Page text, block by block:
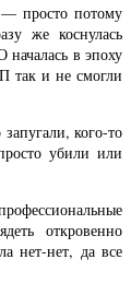
— просто потому
же коснулась
в эпоху
так и не смогли
кого-то
убили или
откровенно
нет-нет, да все